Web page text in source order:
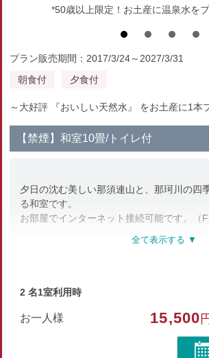
*50歳以上限定！お土産に温泉水を
プラン販売期間：2017/3/24～2027/3/31
朝食付
夕食付
～大好評 『おいしい天然水』 をお土産に1本
【禁煙】和室10畳/トイレ付
夕日の沈む美しい那須連山と、那珂川の四
る和室です。
お部屋でインターネット接続可能です。（
フェイスタオル バスタオル 歯ブラシ 歯み
ームサービス
2 名1室利用時
お一人様 15,500